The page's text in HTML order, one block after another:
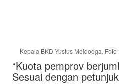
Kepala BKD Yustus Meidodga. Foto
“Kuota pemprov
Sesuai dengan